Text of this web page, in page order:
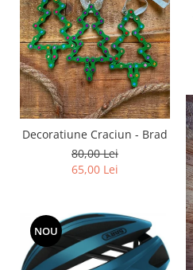
Decoratiune Craciun - Brad
80,00 Lei
65,00 Lei
NOU